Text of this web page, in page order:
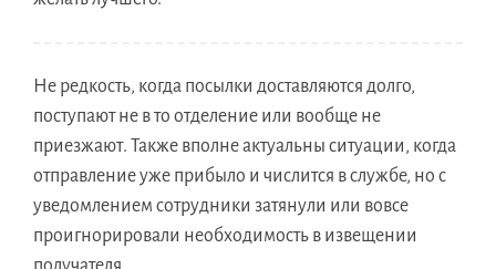
Не редкость, когда посылки доставляются долго,
поступают не в то отделение или вообще не
приезжают. Также вполне актуальны ситуации, когда
отправление уже прибыло и числится в службе, но с
уведомлением сотрудники затянули или вовсе
проигнорировали необходимость в извещении